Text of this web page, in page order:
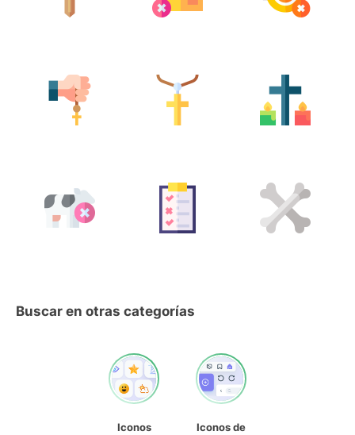
Buscar en otras categorías
Iconos
Iconos de